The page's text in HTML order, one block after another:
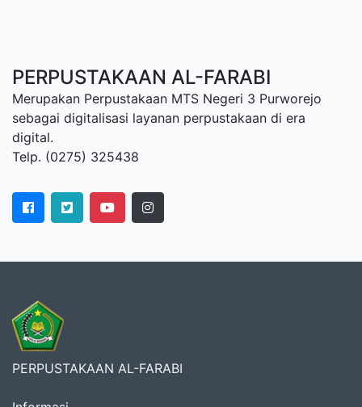
PERPUSTAKAAN AL-FARABI
Merupakan Perpustakaan MTS Negeri 3 Purworejo
sebagai digitalisasi layanan perpustakaan di era
digital.
Telp. (0275) 325438
PERPUSTAKAAN AL-FARABI